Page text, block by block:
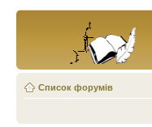
Список форумів